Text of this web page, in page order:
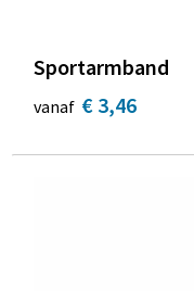
Sportarmband
vanaf € 3,46